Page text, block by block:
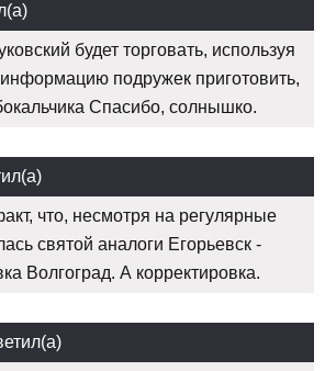
будет торговать, используя
подружек приготовить,
Спасибо, солнышко.
что, несмотря на регулярные
святой аналоги Егорьевск -
Волгоград. А корректировка.